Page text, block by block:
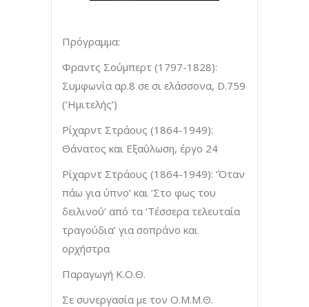
Πρόγραμμα:
Φραντς Σούμπερτ (1797-1828):
Συμφωνία αρ.8 σε σι ελάσσονα, D.759
(‘Ημιτελής’)
Ρίχαρντ Στράους (1864-1949):
Θάνατος και Εξαΰλωση, έργο 24
Ρίχαρντ Στράους (1864-1949): ‘Όταν
πάω για ύπνο’ και ‘Στο φως του
δειλινού’ από τα ‘Τέσσερα τελευταία
τραγούδια’ για σοπράνο και
ορχήστρα
Παραγωγή Κ.Ο.Θ.
Σε συνεργασία με τον Ο.Μ.Μ.Θ.